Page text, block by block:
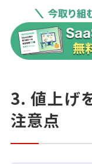
多くのSaaSが採
ンを選びやすくな
重要なのは「ど
を意識することで
ます。
〇 バンドル
複数の機能やサ
3. 値上げ
注意点